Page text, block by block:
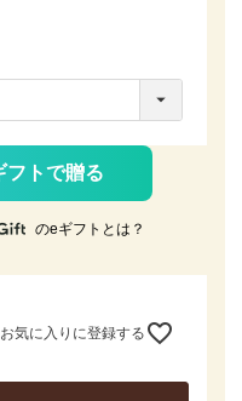
フトで贈る
のeギフトとは？
お気に入りに登録する